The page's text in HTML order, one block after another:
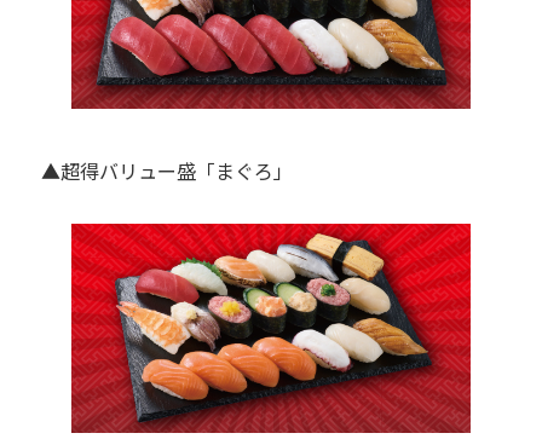
▲超得バリュー盛「まぐろ」